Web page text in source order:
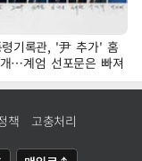
령기록관, '尹 추가' 홈
…계엄 선포문은 빠져
책 고충처리